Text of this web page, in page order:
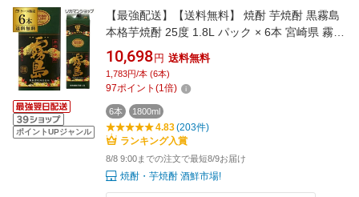
ポイントUPジャンル
【最強配送】【送料無料】 焼酎 芋焼酎 黒霧島
本格芋焼酎 25度 1.8L パック × 6本 宮崎県 霧島
酒造 ケース 25° 1800ml 霧島 くろきり KOB
10,698 円 送料無料
1,783円/本 (6本)
97ポイント (1倍)
6本 1800ml
4.83(203件)
ランキング入賞
8/8 9:00までの注文で最短8/9お届け
焼酎・芋焼酎 酒鮮市場!